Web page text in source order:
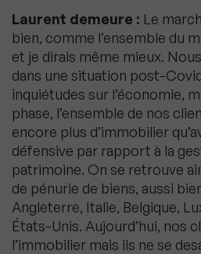
Laurent demeure : Le
bien, comme l’ensemble du
et je dirais même mieux.
dans une situation post-
inquiétudes sur l’économie,
phase, l’ensemble de nos
encore plus d’immobilier
défensive par rapport à la
patrimoine. On se retrouve
de pénurie de biens, aussi
Angleterre, Italie, Belgique,
États-Unis. Aujourd’hui, nos
l’immobilier mais ils ne se